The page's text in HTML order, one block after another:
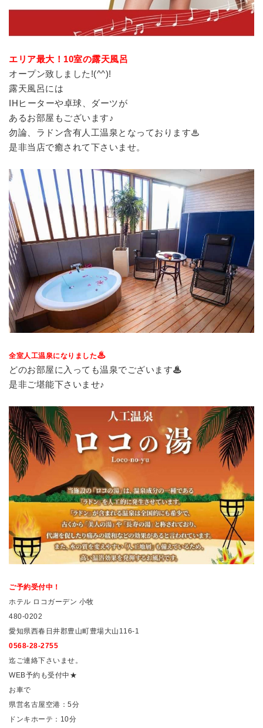
エリア最大！10室の露天風呂
オープン致しました!(^^)!
露天風呂には
IHヒーターや卓球、ダーツが
あるお部屋もございます♪
勿論、ラドン含有人工温泉となっております♨
是非当店で癒されて下さいませ。
全室人工温泉になりました♨
どのお部屋に入っても温泉でございます♨
是非ご堪能下さいませ♪
ご予約受付中！
ホテル ロコガーデン 小牧
480-0202
愛知県西春日井郡豊山町豊場大山116-1
0568-28-2755
迄ご連絡下さいませ。
WEB予約も受付中★
お車で
県営名古屋空港：5分
ドンキホーテ：10分